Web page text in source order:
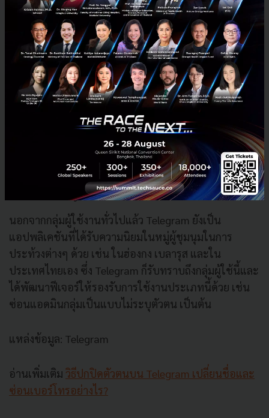
และแบบตามแสงภายนอก
เข้าใช้งานผ่านเบราว์เซอร์ได้
แอนิเมชั่นและทรานซิชั่นลื่นไหล
ลบแคชของภาพ วิดีโอ เสียง ไฟล์ดาวน์โหลด แยกกัน
ได้ และตั้งเวลาลบอัตโนมัติได้
ลิงก์ที่ส่งในแชตบางลิงก์จะแสดงในแบบ Instant
View ได้ คือแสดงเนื้อหาโดยไม่ต้องแสดงเป็นหน้า
เว็บนั้นๆ ขึ้นมา ทำให้เปิดเนื้อหาได้เร็วแทบจะทันที
เพิ่มบอทเข้าสู่กลุ่มได้ เช่น บอทแปลภาษา บอทเกม
UNO บอทนับเวลาถอยหลัง เป็นต้น
มีลูกเล่นซ่อนไว้หลายรายการ เช่น ส่งอิโมจิลูกเต๋า
เพื่อทอยลูกเต๋า
นอกจากกลุ่มผู้ใช้งานทั่วไปแล้ว Telegram ยังเป็น
แอปพลิเคชันที่ได้รับความนิยมในหมู่ผู้ชุมนุมในการ
ประท้วงต่างๆ ด้วย เช่น ในฮ่องกง เบลารุส และใน
ประเทศไทยเอง ซึ่ง Telegram ก็รับทราบถึงกลุ่มผู้ใช้นี้และ
ได้พัฒนาฟีเจอร์ให้รองรับการใช้งานประเภทนี้ด้วย เช่น
ซ่อนแอดมินกลุ่มเป็นแบบไม่ระบุตัวตน เป็นต้น
แหล่งข้อมูล: Telegram
อ่านเพิ่มเติม วิธีปกปิดตัวตนบน Telegram เปลี่ยนชื่อและ
ซ่อนเบอร์โทรอย่างไร?